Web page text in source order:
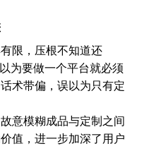
限，压根不知道还
为要做一个平台就必须
术带偏，误以为只有定
意模糊成品与定制之间
值，进一步加深了用户